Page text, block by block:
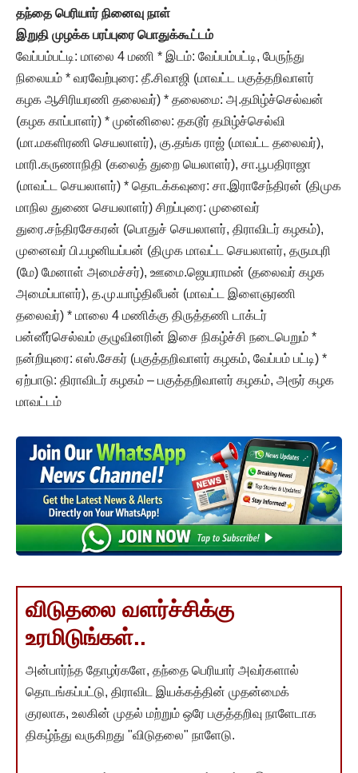
தந்தை பெரியார் நினைவு நாள்
இறுதி முழக்க பரப்புரை பொதுக்கூட்டம்
வேப்பம்பட்டி: மாலை 4 மணி * இடம்: வேப்பம்பட்டி, பேருந்து
நிலையம் * வரவேற்புரை: தீ.சிவாஜி (மாவட்ட பகுத்தறிவாளர்
கழக ஆசிரியரணி தலைவர்) * தலைமை: அ.தமிழ்ச்செல்வன்
(கழக காப்பாளர்) * முன்னிலை: தகடூர் தமிழ்ச்செல்வி
(மா.மகளிரணி செயலாளர்), கு.தங்க ராஜ் (மாவட்ட தலைவர்),
மாரி.கருணாநிதி (கலைத் துறை யெலாளர்), சா.பூபதிராஜா
(மாவட்ட செயலாளர்) * தொடக்கவுரை: சா.இராசேந்திரன் (திமுக
மாநில துணை செயலாளர்) சிறப்புரை: முனைவர்
துரை.சந்திரசேகரன் (பொதுச் செயலாளர், திராவிடர் கழகம்),
முனைவர் பி.பழனியப்பன் (திமுக மாவட்ட செயலாளர், தருமபுரி
(மே) மேனாள் அமைச்சர்), ஊமை.ஜெயராமன் (தலைவர் கழக
அமைப்பாளர்), த.மு.யாழ்திலீபன் (மாவட்ட இளைஞரணி
தலைவர்) * மாலை 4 மணிக்கு திருத்தணி டாக்டர்
பன்னீர்செல்வம் குழுவினரின் இசை நிகழ்ச்சி நடைபெறும் *
நன்றியுரை: எஸ்.சேகர் (பகுத்தறிவாளர் கழகம், வேப்பம் பட்டி) *
ஏற்பாடு: திராவிடர் கழகம் – பகுத்தறிவாளர் கழகம், அரூர் கழக
மாவட்டம்
விடுதலை வளர்ச்சிக்கு
உரமிடுங்கள்..
அன்பார்ந்த தோழர்களே, தந்தை பெரியார் அவர்களால்
தொடங்கப்பட்டு, திராவிட இயக்கத்தின் முதன்மைக்
குரலாக, உலகின் முதல் மற்றும் ஒரே பகுத்தறிவு நாளேடாக
திகழ்ந்து வருகிறது "விடுதலை" நாளேடு.